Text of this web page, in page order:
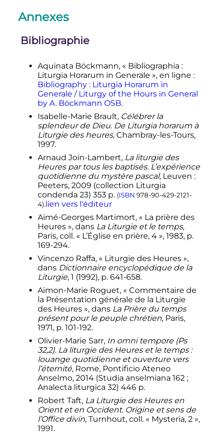
scandale des peuples
un mot, que c’était une
celle à laquelle on
↑(en) https://books.google.fr/books?
id=PJq99gHwL88C&pg=PA71 Père
Gabriel Diaz Patri,Poetry in the Latin
Liturgy
↑voirIntroduction au bréviaire latin-
français, éditions Labergerie, 1934,
par le P. Hogueny, OP, sur le site
Salve Regina
↑Ceremoniaire.net,« Code des
Rubriques (1960) », sur
www.ceremoniaire.net (consulté le25
juillet 2023)
↑« Laudis canticum, 1° novembre
1970 | Paulus PP. VI
www.vatican.va (consulté le25 juillet
2023)
↑« Sacrosanctum concilium
, sur
www.vatican.va
2023)
12art. 4 deLaudis canticum
↑ (en) Matthew Hazell,« Paul VI
Against the Council: The Censorship
of the Psalms in the Divine Office »,
sur
www.newliturgicalmovement.org,
20 juillet 2023
2023)
↑(en) « Psalms and Verses Omitted
from the Four-Week Psalter », sur
catholic-resources.org (consulté le25
juillet 2023 )
↑ (en-GB) Hugh Somerville-
KnapmanOSB,« The strange birth
of the Novus Ordo », surCatholic
Herald,4 avril 2019 (consulté le8
Annexes
Bibliographie
Aquinata Böckmann, « Bibliographia :
Liturgia Horarum in Generale », en ligne :
Bibliography : Liturgia Horarum in
Generale / Liturgy of the Hours in General
by A. Böckmann OSB.
Isabelle-Marie Brault, Célébrer la
splendeur de Dieu. De Liturgia horarum à
Liturgie des heures, Chambray-les-Tours,
1997.
Arnaud Join-Lambert, La liturgie des
Heures par tous les baptisés. L’expérience
quotidienne du mystère pascal, Leuven :
Peeters, 2009 (collection Liturgia
condenda 23) 353 p. (ISBN 978-90-429-2121-
4).lien vers l'éditeur
Aimé-Georges Martimort, « La prière des
Heures », dans La Liturgie et le temps,
Paris, coll. « L’Église en prière, 4 », 1983, p.
169-294.
Vincenzo Raffa, « Liturgie des Heures »,
dans Dictionnaire encyclopédique de la
Liturgie, 1 (1992), p. 641-658.
Aimon-Marie Roguet, « Commentaire de
la Présentation générale de la Liturgie
des Heures », dans La Prière du temps
présent pour le peuple chrétien, Paris,
1971, p. 101-192.
Olivier-Marie Sarr, In omni tempore (Ps
32,2). La liturgie des Heures et le temps :
louange quotidienne et ouverture vers
l’éternité, Rome, Pontificio Ateneo
Anselmo, 2014 (Studia anselmiana 162 ;
Analecta liturgica 32) 446 p.
Robert Taft, La Liturgie des Heures en
Orient et en Occident. Origine et sens de
l’Office divin, Turnhout, coll. « Mysteria, 2 »,
1991.